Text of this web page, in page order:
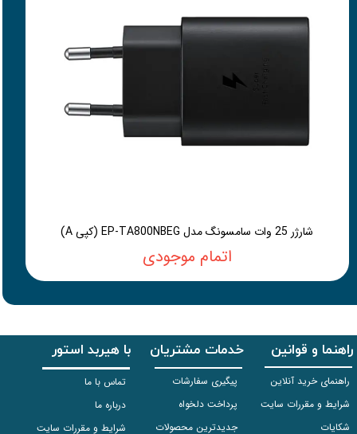
شارژر 25 وات سامسونگ مدل EP-TA800NBEG (کپی A)
اتمام موجودی
راهنما و قوانین
راهنمای خرید آنلاین
شرایط و مقررات سایت
شکایات
خدمات مشتریان
پیگیری سفارشات
پرداخت دلخواه
جدیدترین محصولات
با هیربد استور
تماس با ما
درباره ما
شرایط و مقررات سایت